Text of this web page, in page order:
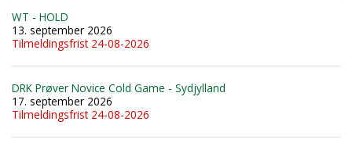
WT - HOLD
13. september 2026
Tilmeldingsfrist 24-08-2026
DRK Prøver Novice Cold Game - Sydjylland
17. september 2026
Tilmeldingsfrist 24-08-2026